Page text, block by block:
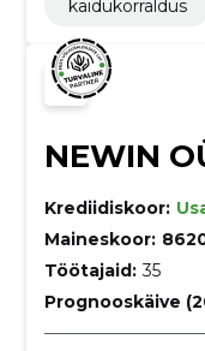
käidukorraldus
NEWIN
Krediidiskoor:
Maineskoor:
Töötajaid: 35
Prognooskäive